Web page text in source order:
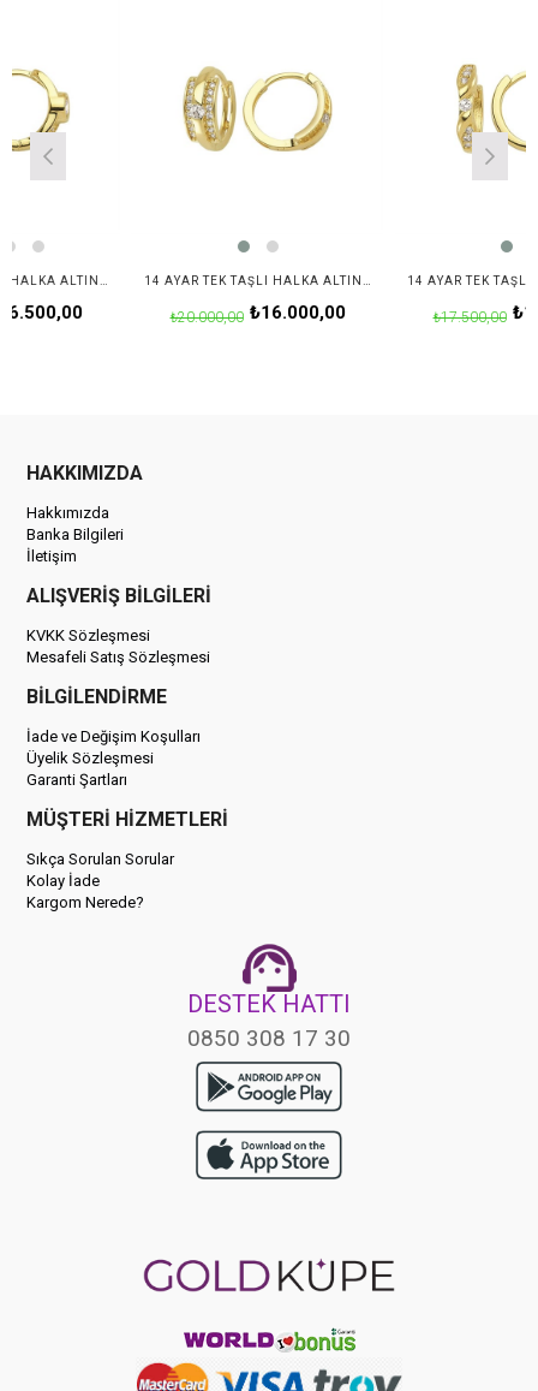
14 AYAR TEK TAŞLI HALKA ALTIN KÜPE 14 AYAR TEK TAŞLI HALKA ALTIN KÜPE
₺16.000,00
₺20.000,00 ₺17.500,00
HAKKIMIZDA
Hakkımızda
Banka Bilgileri
İletişim
ALIŞVERİŞ BİLGİLERİ
KVKK Sözleşmesi
Mesafeli Satış Sözleşmesi
BİLGİLENDİRME
İade ve Değişim Koşulları
Üyelik Sözleşmesi
Garanti Şartları
MÜŞTERİ HİZMETLERİ
Sıkça Sorulan Sorular
Kolay İade
Kargom Nerede?
DESTEK HATTI
0850 308 17 30